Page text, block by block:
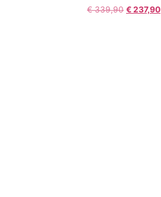
€339,90 €237,90